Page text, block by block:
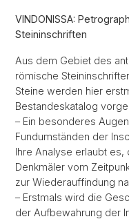
VINDONISSA:
Steininschriften
Aus dem Gebiet des
römische
Steine werden hier
Bestandeskatalog
– Ein besonderes
Fundumständen der
Ihre Analyse erlaubt
Denkmäler vom
zur Wiederauffindung
– Erstmals wird die
der Aufbewahrung der